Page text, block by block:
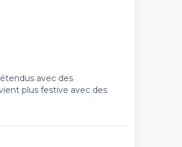
avec des
plus festive avec des